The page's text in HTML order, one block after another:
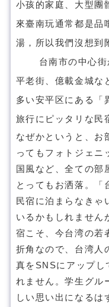
小孩的家庭、大型
來臺南玩通常都是品
湯，所以我們沒想到
台南市の中心街
平老街、億載金城な
多い安平区にある「
旅行にピッタリな民
なぜかというと、お
ってもフォトジェニ
国風など、全ての部
とってもお洒落。「
民宿に泊まらなきゃ
いるかもしれません
宿こそ、今台湾の若
折角なので、台湾人
真をSNSにアップし
れません。学生グル
しい思い出になるは